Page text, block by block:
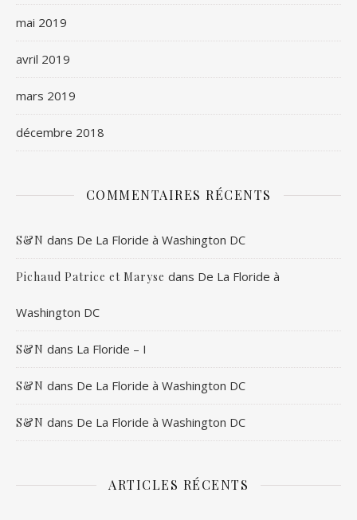
mai 2019
avril 2019
mars 2019
décembre 2018
COMMENTAIRES RÉCENTS
S&N dans De La Floride à Washington DC
Pichaud Patrice et Maryse dans De La Floride à
Washington DC
S&N dans La Floride – I
S&N dans De La Floride à Washington DC
S&N dans De La Floride à Washington DC
ARTICLES RÉCENTS